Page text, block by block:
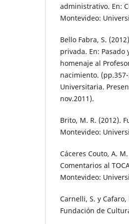
administrativo. En:
Montevideo:
Bello Fabra, S.
privada. En:
homenaje al
nacimiento.
Universitaria.
nov.2011).
Brito, M. R. (2012).
Montevideo:
Cáceres Couto, A.
Comentarios al
Montevideo:
Carnelli, S. y
Fundación de